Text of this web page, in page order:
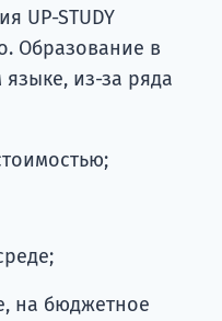
UP-STUDY
Образование в
из-за ряда
на бюджетное